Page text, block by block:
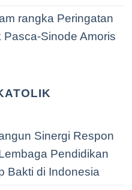
rangka Peringatan
Pasca-Sinode Amoris
Sinergi Respon
Pendidikan
Bakti di Indonesia